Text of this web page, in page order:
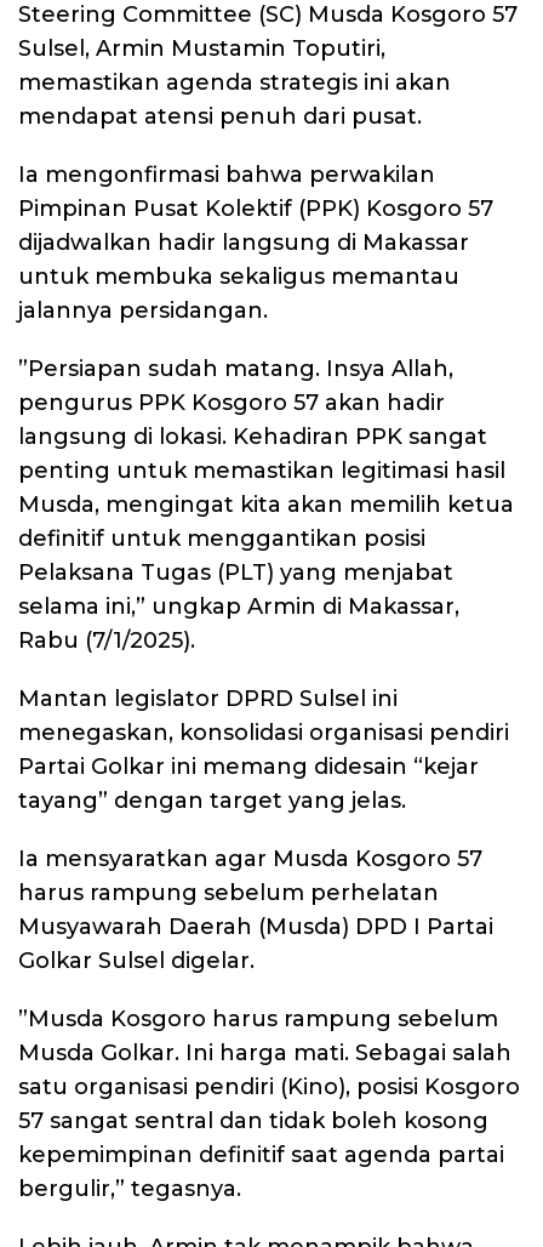
​Steering Committee (SC) Musda Kosgoro 57
Sulsel, Armin Mustamin Toputiri,
memastikan agenda strategis ini akan
mendapat atensi penuh dari pusat.
Ia mengonfirmasi bahwa perwakilan
Pimpinan Pusat Kolektif (PPK) Kosgoro 57
dijadwalkan hadir langsung di Makassar
untuk membuka sekaligus memantau
jalannya persidangan.
​”Persiapan sudah matang. Insya Allah,
pengurus PPK Kosgoro 57 akan hadir
langsung di lokasi. Kehadiran PPK sangat
penting untuk memastikan legitimasi hasil
Musda, mengingat kita akan memilih ketua
definitif untuk menggantikan posisi
Pelaksana Tugas (PLT) yang menjabat
selama ini,” ungkap Armin di Makassar,
Rabu (7/1/2025).
Mantan legislator DPRD Sulsel ini
menegaskan, konsolidasi organisasi pendiri
Partai Golkar ini memang didesain “kejar
tayang” dengan target yang jelas.
Ia mensyaratkan agar Musda Kosgoro 57
harus rampung sebelum perhelatan
Musyawarah Daerah (Musda) DPD I Partai
Golkar Sulsel digelar.
​”Musda Kosgoro harus rampung sebelum
Musda Golkar. Ini harga mati. Sebagai salah
satu organisasi pendiri (Kino), posisi Kosgoro
57 sangat sentral dan tidak boleh kosong
kepemimpinan definitif saat agenda partai
bergulir,” tegasnya.